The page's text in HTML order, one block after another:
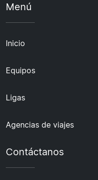
Menú
Inicio
Equipos
Ligas
Agencias de viajes
Contáctanos